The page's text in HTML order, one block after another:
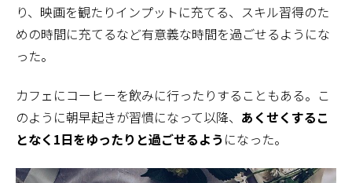
り、映画を観たりインプットに充てる、スキル習得のた
めの時間に充てるなど有意義な時間を過ごせるようにな
った。
カフェにコーヒーを飲みに行ったりすることもある。こ
のように朝早起きが習慣になって以降、 あくせくするこ
となく1日をゆったりと過ごせるようになった。